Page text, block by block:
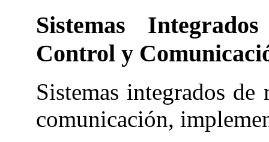
Sistemas
Control y
Sistemas integrados
comunicación,